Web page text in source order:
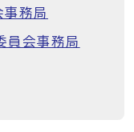
事務局
員会事務局